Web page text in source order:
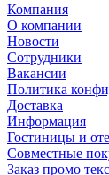
Компания
О компании
Новости
Сотрудники
Вакансии
Политика
Доставка
Информация
Гостиницы и
Совместные
Заказ промо